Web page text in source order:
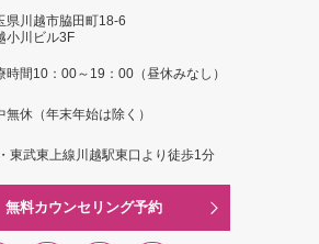
県川越市脇田町18-6
小川ビル3F
時間10：00～19：00（昼休みなし）
無休（年末年始は除く）
東武東上線川越駅東口より徒歩1分
無料カウンセリング予約